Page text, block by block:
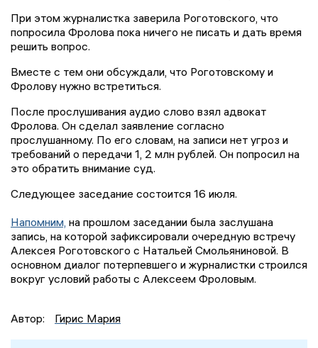
При этом журналистка заверила Роготовского, что
попросила Фролова пока ничего не писать и дать время
решить вопрос.
Вместе с тем они обсуждали, что Роготовскому и
Фролову нужно встретиться.
После прослушивания аудио слово взял адвокат
Фролова. Он сделал заявление согласно
прослушанному. По его словам, на записи нет угроз и
требований о передачи 1, 2 млн рублей. Он попросил на
это обратить внимание суд.
Следующее заседание состоится 16 июля.
Напомним, на прошлом заседании была заслушана
запись, на которой зафиксировали очередную встречу
Алексея Роготовского с Натальей Смольяниновой. В
основном диалог потерпевшего и журналистки строился
вокруг условий работы с Алексеем Фроловым.
Автор: Гирис Мария